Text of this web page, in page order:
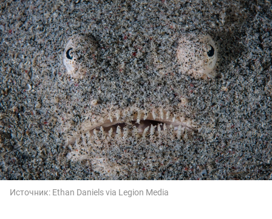
Источник: Ethan Daniels via Legion Media